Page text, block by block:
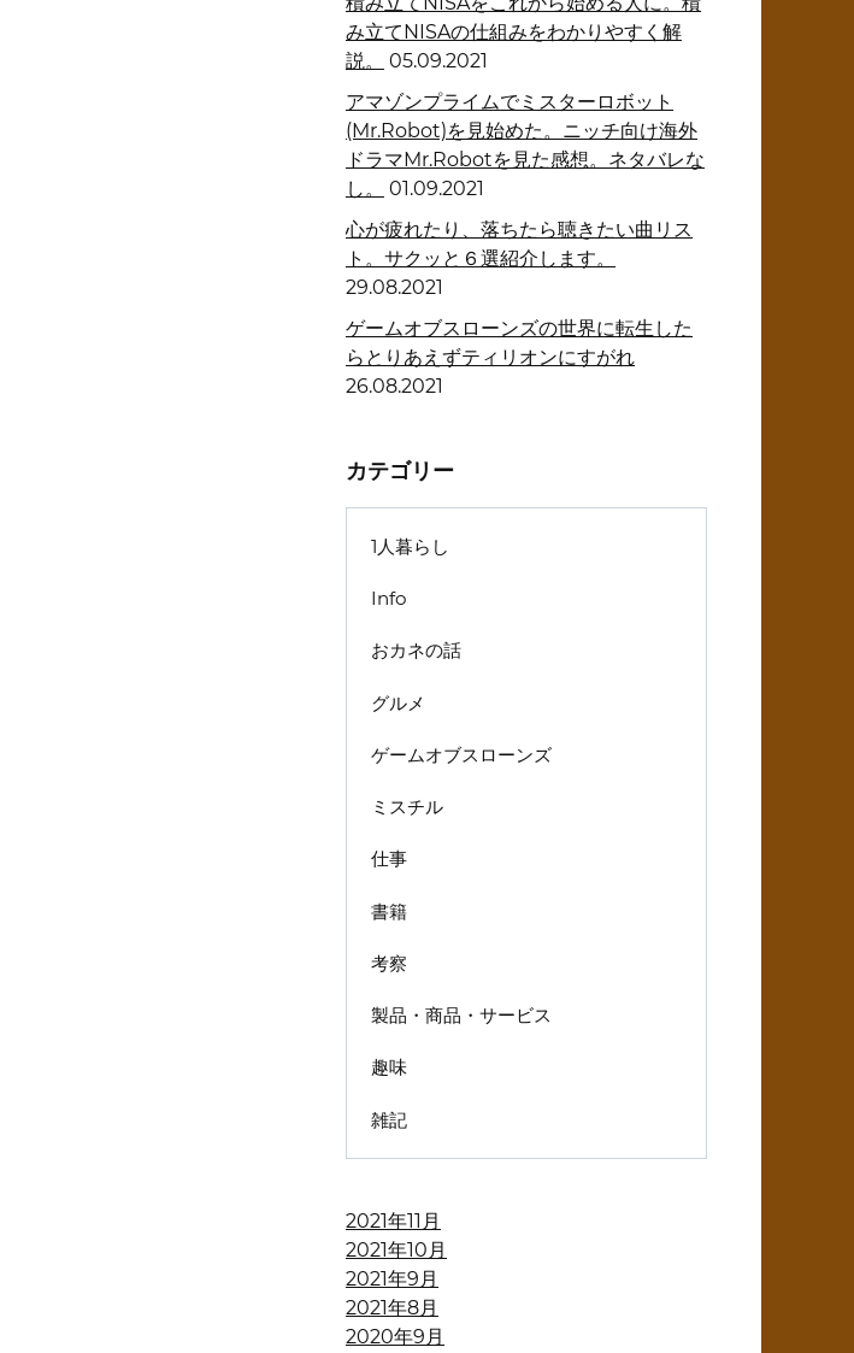
み立てNISAの仕組みをわかりやすく解
説。
05.09.2021
アマゾンプライムでミスターロボット
(Mr.Robot)を見始めた。ニッチ向け海外
ドラマMr.Robotを見た感想。ネタバレな
し。
01.09.2021
心が疲れたり、落ちたら聴きたい曲リス
ト。サクッと６選紹介します。
29.08.2021
ゲームオブスローンズの世界に転生した
らとりあえずティリオンにすがれ
26.08.2021
カテゴリー
1人暮らし
Info
おカネの話
グルメ
ゲームオブスローンズ
ミスチル
仕事
書籍
考察
製品・商品・サービス
趣味
雑記
2021年11月
2021年10月
2021年9月
2021年8月
2020年9月